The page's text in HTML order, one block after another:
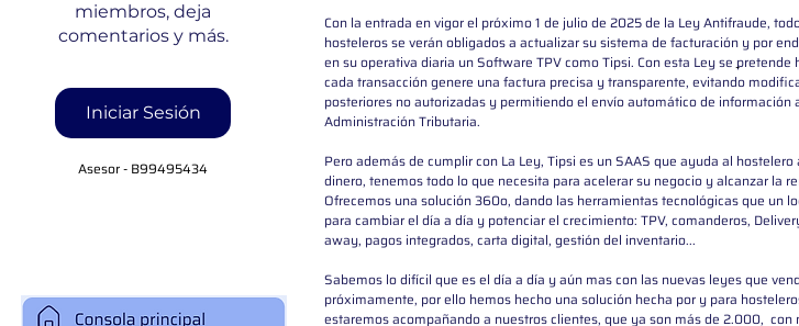
miembros, deja
comentarios y más.
Iniciar Sesión
Asesor - B99495434
Con la entrada en vigor el próximo 1 de julio de 2025 de la Ley Antifraude,
hosteleros se verán obligados a actualizar su sistema de facturación y por
en su operativa diaria un Software TPV como Tipsi. Con esta Ley se pretende
cada transacción genere una factura precisa y transparente, evitando
posteriores no autorizadas y permitiendo el envío automático de información
Administración Tributaria.
Pero además de cumplir con La Ley, Tipsi es un SAAS que ayuda al hostelero
dinero, tenemos todo lo que necesita para acelerar su negocio y alcanzar la
Ofrecemos una solución 360o, dando las herramientas tecnológicas que un
para cambiar el día a día y potenciar el crecimiento: TPV, comanderos,
away, pagos integrados, carta digital, gestión del inventario...
Sabemos lo difícil que es el día a día y aún mas con las nuevas leyes que
próximamente, por ello hemos hecho una solución hecha por y para
estaremos acompañando a nuestros clientes, que ya son más de 2.000,  con
-